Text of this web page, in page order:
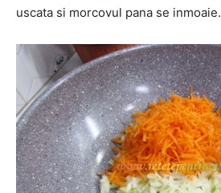
uscata si morcovul pana se inmoaie.